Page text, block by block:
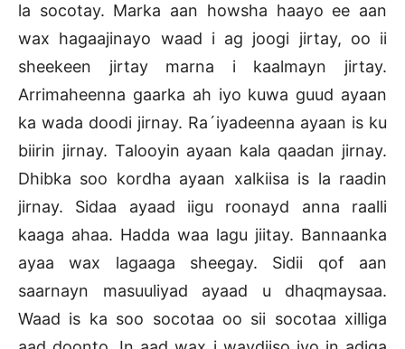
la socotay. Marka aan howsha haayo ee aan
wax hagaajinayo waad i ag joogi jirtay, oo ii
sheekeen jirtay marna i kaalmayn jirtay.
Arrimaheenna gaarka ah iyo kuwa guud ayaan
ka wada doodi jirnay. Ra´iyadeenna ayaan is ku
biirin jirnay. Talooyin ayaan kala qaadan jirnay.
Dhibka soo kordha ayaan xalkiisa is la raadin
jirnay. Sidaa ayaad iigu roonayd anna raalli
kaaga ahaa. Hadda waa lagu jiitay. Bannaanka
ayaa wax lagaaga sheegay. Sidii qof aan
saarnayn masuuliyad ayaad u dhaqmaysaa.
Waad is ka soo socotaa oo sii socotaa xilliga